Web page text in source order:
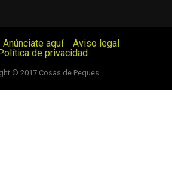
Anúnciate aquí
Aviso legal
de privacidad
© 2017 Cosas de Peques